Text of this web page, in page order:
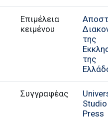
Επιμέλεια
κειμένου
της
της
Συγγραφέας
Studio
Press